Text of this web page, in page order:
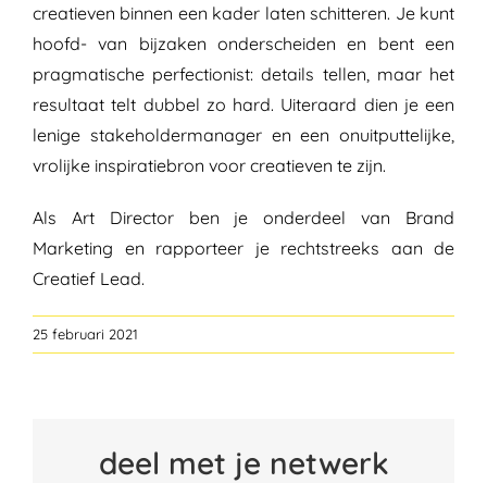
creatieven binnen een kader laten schitteren. Je kunt
hoofd- van bijzaken onderscheiden en bent een
pragmatische perfectionist: details tellen, maar het
resultaat telt dubbel zo hard. Uiteraard dien je een
lenige stakeholdermanager en een onuitputtelijke,
vrolijke inspiratiebron voor creatieven te zijn.
Als Art Director ben je onderdeel van Brand
Marketing en rapporteer je rechtstreeks aan de
Creatief Lead.
25 februari 2021
deel met je netwerk